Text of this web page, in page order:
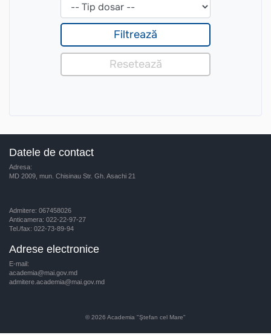
Datele de contact
Adresa:
MD 2009, mun. Chisinau Str. Gh. Asachi 21
Admitere: 067458026
Anticamera: 022-22-97-27
Tel./fax: 022-73-89-94
Adrese electronice
E-mail:
academia@mai.gov.md
admitere.academia@mai.gov.md
© 2026 Academia "Ştefan cel Mare"